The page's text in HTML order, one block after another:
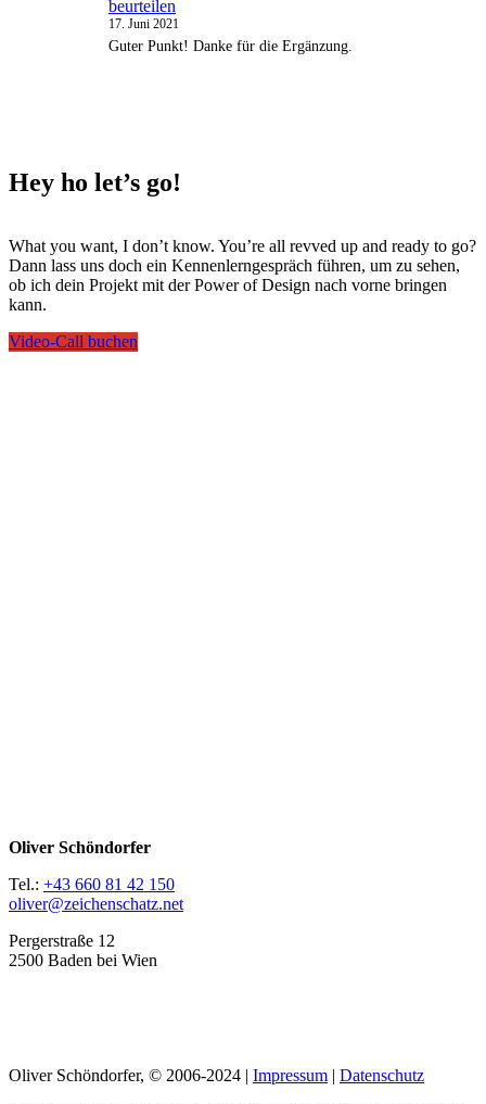
beurteilen
17. Juni 2021
Guter Punkt! Danke für die Ergänzung.
Hey ho let’s go!
What you want, I don’t know. You’re all revved up and ready to go?
Dann lass uns doch ein Kennenlerngespräch führen, um zu sehen,
ob ich dein Projekt mit der Power of Design nach vorne bringen
kann.
Video-Call buchen
Oliver Schöndorfer
Tel.: +43 660 81 42 150
oliver@zeichenschatz.net
Pergerstraße 12
2500 Baden bei Wien
Oliver Schöndorfer, © 2006-2024 | Impressum | Datenschutz